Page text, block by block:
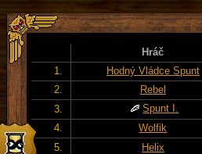
Hráč
1.
Hodný Vládce Spunt
2.
Rebel
3.
Spunt I.
4.
Wolfik
5.
Helix